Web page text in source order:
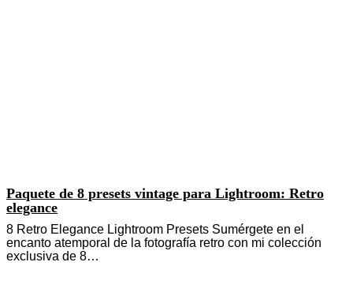
Paquete de 8 presets vintage para Lightroom: Retro
elegance
8 Retro Elegance Lightroom Presets Sumérgete en el
encanto atemporal de la fotografía retro con mi colección
exclusiva de 8…